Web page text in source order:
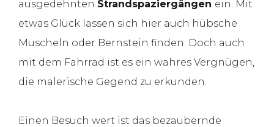
ausgedehnten Strandspaziergängen ein. Mit
etwas Glück lassen sich hier auch hübsche
Muscheln oder Bernstein finden. Doch auch
mit dem Fahrrad ist es ein wahres Vergnügen,
die malerische Gegend zu erkunden.
Einen Besuch wert ist das bezaubernde